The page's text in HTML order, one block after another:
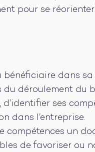
pour se réorienter.
bénéficiaire dans
du déroulement du
ses
dans l’entreprise.
compétences un
de favoriser ou